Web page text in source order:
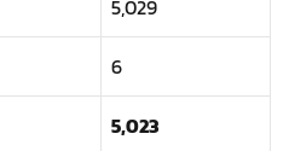
5,029
6
5,023